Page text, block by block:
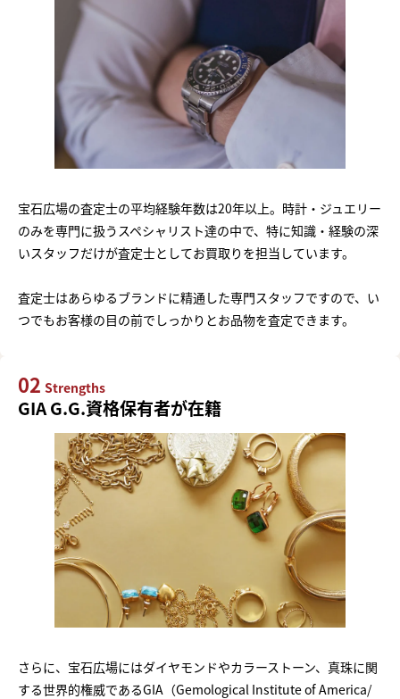
宝石広場の査定士の平均経験年数は20年以上。時計・ジュエリー
のみを専門に扱うスペシャリスト達の中で、特に知識・経験の深
いスタッフだけが査定士としてお買取りを担当しています。
査定士はあらゆるブランドに精通した専門スタッフですので、い
つでもお客様の目の前でしっかりとお品物を査定できます。
02 Strengths
GIA G.G.資格保有者が在籍
さらに、宝石広場にはダイヤモンドやカラーストーン、真珠に関
する世界的権威であるGIA（Gemological Institute of America/